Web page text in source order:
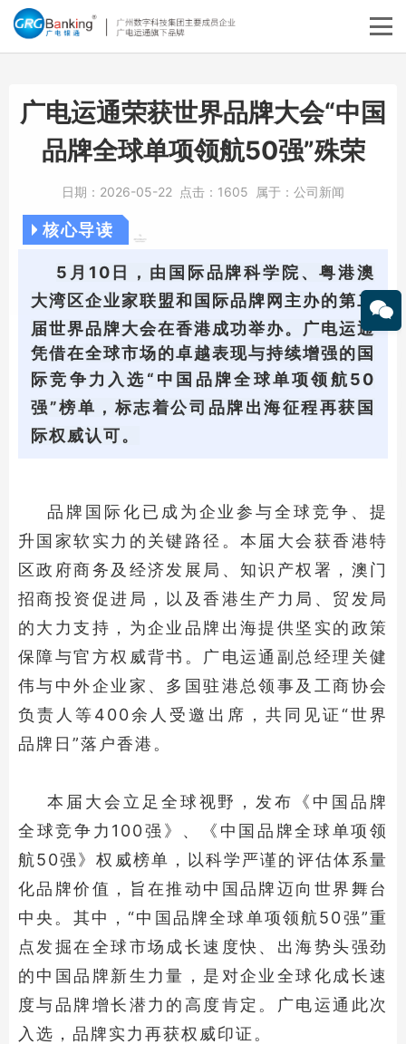
广电运通荣获世界品牌大会“中国
品牌全球单项领航50强”殊荣
日期： 2026-05-22 点击： 1605 属于： 公司新闻
核心导读
5月10日，由国际品牌科学院、粤港澳
大湾区企业家联盟和国际品牌网主办的第二
届世界品牌大会在香港成功举办。 广电运通
凭借在全球市场的卓越表现与持续增强的国
际竞争力入选“中国品牌全球单项领航50
强”榜单，标志着公司品牌出海征程再获国
际权威认可。
品牌国际化已成为企业参与全球竞争、提
升国家软实力的关键路径。本届大会获香港特
区政府商务及经济发展局、知识产权署，澳门
招商投资促进局，以及香港生产力局、贸发局
的大力支持，为企业品牌出海提供坚实的政策
保障与官方权威背书。广电运通副总经理关健
伟与中外企业家、多国驻港总领事及工商协会
负责人等400余人受邀出席，共同见证“世界
品牌日”落户香港。
本届大会立足全球视野，发布《中国品牌
全球竞争力100强》、《中国品牌全球单项领
航50强》权威榜单，以科学严谨的评估体系量
化品牌价值，旨在推动中国品牌迈向世界舞台
中央。其中，“中国品牌全球单项领航50强”重
点发掘在全球市场成长速度快、出海势头强劲
的中国品牌新生力量，是对企业全球化成长速
度与品牌增长潜力的高度肯定。广电运通此次
入选，品牌实力再获权威印证。